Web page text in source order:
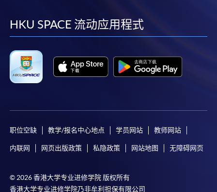
facebook
youtube
linkedin
HKU SPACE 流动应用程式
职位空缺 教学/报名中心地点 学员网站 教师网站
内联网 网页出版政策 私隐政策 网站地图 无障碍网页
© 2026 香港大学专业进修学院 版权所有
香港大学专业进修学院乃非牟利担保有限公司